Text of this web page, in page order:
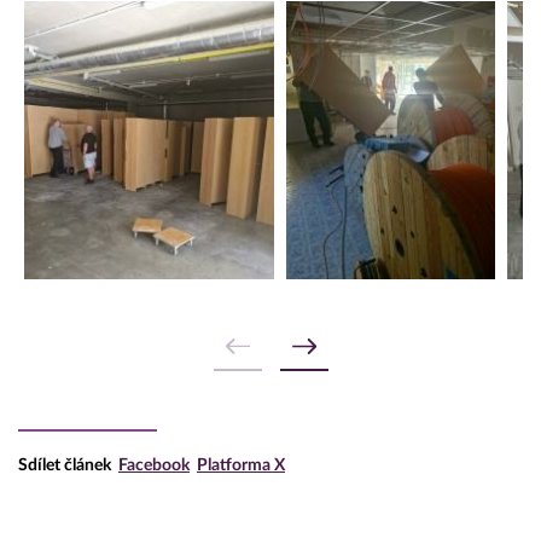
Sdílet článek Facebook Platforma X